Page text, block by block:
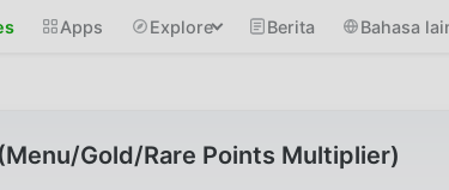
Apps Explore Berita Bahasa
Gold/Rare Points Multiplier)